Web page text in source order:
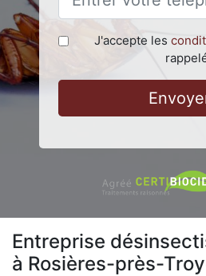
J'accepte les
Entreprise
à Rosières-près-